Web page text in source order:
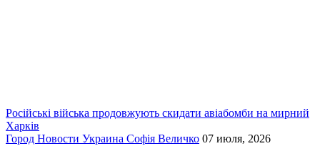
Російські війська продовжують скидати авіабомби на мирний
Харків
Город Новости Украина Софія Величко 07 июля, 2026